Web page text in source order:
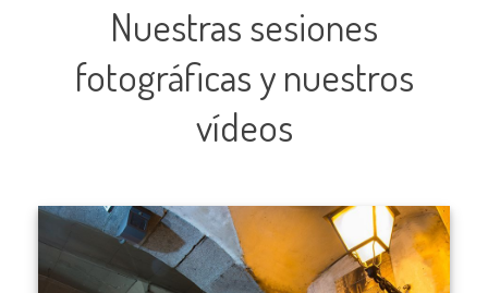
Nuestras sesiones
fotográficas y nuestros
vídeos